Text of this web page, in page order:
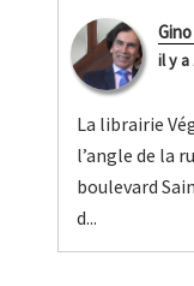
il y a
La librairie
l’angle de la
boulevard
d...